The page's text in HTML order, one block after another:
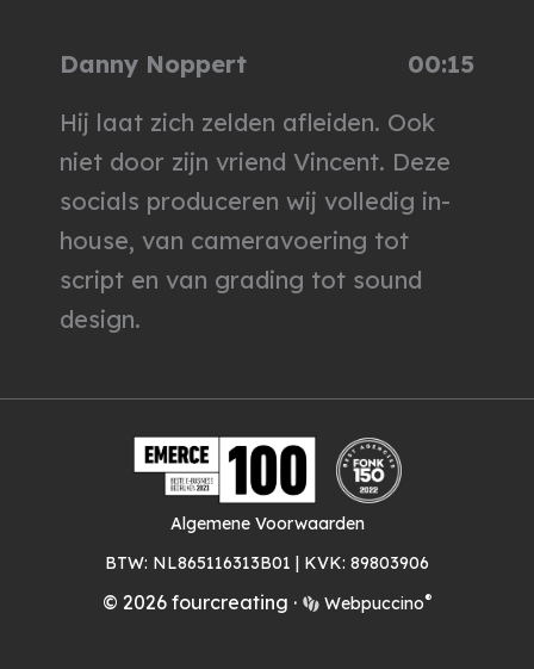
Danny Noppert
00:15
Hij laat zich zelden afleiden. Ook
niet door zijn vriend Vincent. Deze
socials produceren wij volledig in-
house, van cameravoering tot
script en van grading tot sound
design.
Algemene Voorwaarden
BTW: NL865116313B01 | KVK: 89803906
© 2026 fourcreating · Webpuccino®